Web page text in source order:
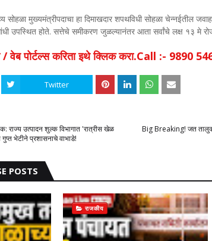
मुख्यमंत्रीपदाचा हा दिमाखदार शपथविधी सोहळा चेन्नईतील
उपस्थित होते. सत्तेचे समीकरण जुळल्यानंतर आता सर्वांचे लक्ष १३ मे
/ वेब पोर्टल्स करिता इथे क्लिक करा.Call :- 9890
Twitter
Big Breaking! जत
राज्य उत्पादन शुल्क विभागात 'रात्रीस खेळ
भेटीने प्रशासनाचे वाभाडे!
POSTS
राजकीय